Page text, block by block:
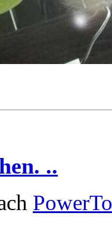
..